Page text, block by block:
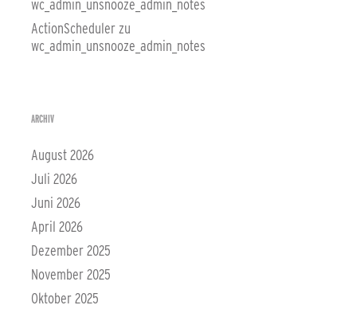
wc_admin_unsnooze_admin_notes
ActionSchedulerzu
wc_admin_unsnooze_admin_notes
ARCHIV
August 2026
Juli 2026
Juni 2026
April 2026
Dezember 2025
November 2025
Oktober 2025